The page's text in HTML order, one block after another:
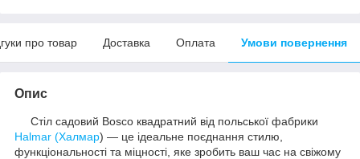
про товар Доставка Оплата Умови повернення
Опис
Стіл садовий Bosco квадратний від польської фабрики
Halmar (Халмар) — це ідеальне поєднання стилю,
функціональності та міцності, яке зробить ваш час на свіжому